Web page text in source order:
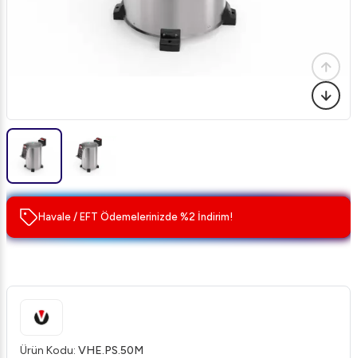
Havale / EFT Ödemelerinizde %2 İndirim!
Ürün Kodu: VHE.PS.50M